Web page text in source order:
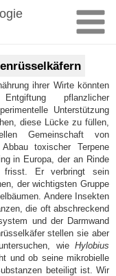
ihrer Wirte könnten
pflanzlicher
Unterstützung
diese Lücke zu füllen,
Gemeinschaft von
toxischer Terpene
in Europa, der an Rinde
frisst. Er verbringt sein
der wichtigsten Gruppe
Andere Insekten
die oft abschreckend
und der Darmwand
stellen sie aber
wie Hylobius
und ob seine mikrobielle
beteiligt ist. Wir